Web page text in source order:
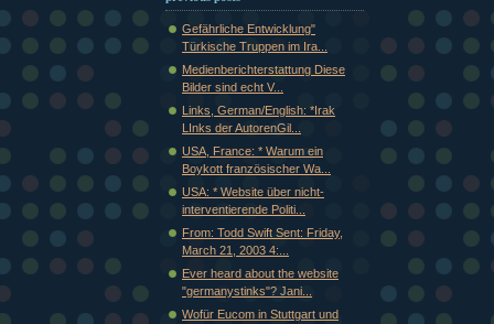
Gefährliche Entwicklung"
Türkische Truppen im Ira...
Medienberichterstattung Diese
Bilder sind echt V...
Links, German/English: *Irak
LInks der AutorenGil...
USA, France: * Warum ein
Boykott französischer Wa...
USA: * Website über nicht-
interventierende Politi...
From: Todd Swift Sent: Friday,
March 21, 2003 4:...
Ever heard about the website
"germanystinks"? Jani...
Wofür Eucom in Stuttgart und